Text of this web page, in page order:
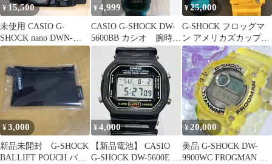
¥ 15,500
未使用 CASIO G-
SHOCK nano DWN-
5600-9JR イエロー
¥4,999
CASIO G-SHOCK DW-
5600BB カシオ 腕時
計 ブラック
¥25,000
G-SHOCK フロッグマ
ン アメリカズカップ
2000 電池新品 黄蛙 カ
シオ
¥3,000
新品未開封 G-SHOCK
BALLIFT POUCH バリ
¥4,000
【新品電池】 CASIO
G-SHOCK DW-5600E デ
¥20,000
美品 G-SHOCK DW-
9900WC FROGMAN フ